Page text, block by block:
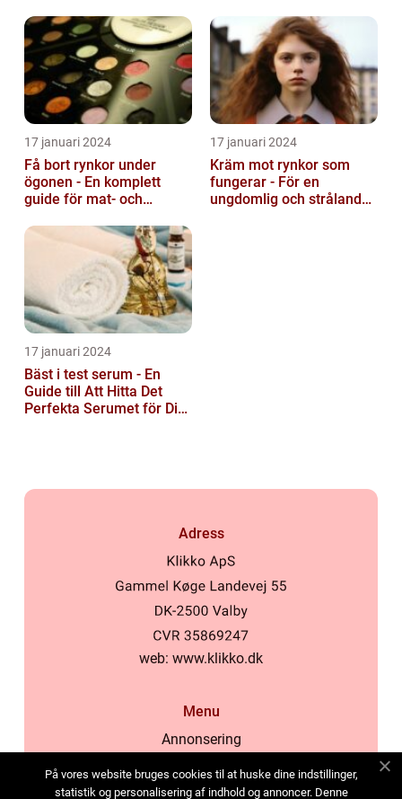
17 januari 2024
Få bort rynkor under
ögonen - En komplett
guide för mat- och
17 januari 2024
Kräm mot rynkor som
fungerar - För en
ungdomlig och strålande
17 januari 2024
Bäst i test serum - En
Guide till Att Hitta Det
Perfekta Serumet för Din
Adress
web: www.klikko.dk
Menu
Annonsering
Cookies
På vores website bruges cookies til at huske dine indstillinger,
statistik og personalisering af indhold og annoncer. Denne